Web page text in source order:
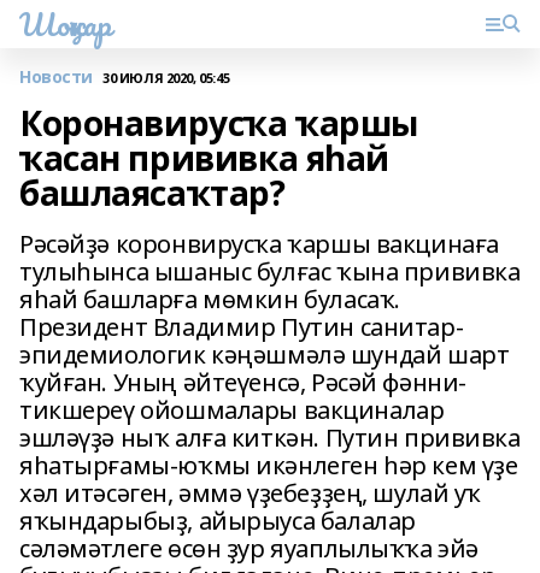
Шоңҡар
Новости 30 ИЮЛЯ 2020, 05:45
Коронавирусҡа ҡаршы
ҡасан прививка яһай
башлаясаҡтар?
Рәсәйҙә коронвирусҡа ҡаршы вакцинаға
тулыһынса ышаныс булғас ҡына прививка
яһай башларға мөмкин буласаҡ.
Президент Владимир Путин санитар-
эпидемиологик кәңәшмәлә шундай шарт
ҡуйған. Уның әйтеүенсә, Рәсәй фәнни-
тикшереү ойошмалары вакциналар
эшләүҙә ныҡ алға киткән. Путин прививка
яһатырғамы-юҡмы икәнлеген һәр кем үҙе
хәл итәсәген, әммә үҙебеҙҙең, шулай уҡ
яҡындарыбыҙ, айырыуса балалар
сәләмәтлеге өсөн ҙур яуаплылыҡҡа эйә